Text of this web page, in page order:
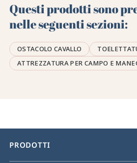
Questi prodotti sono
nelle seguenti sezioni:
OSTACOLO CAVALLO
ATTREZZATURA PER CAMPO E
PRODOTTI